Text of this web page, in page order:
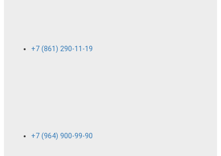
+7 (861) 290-11-19
+7 (964) 900-99-90